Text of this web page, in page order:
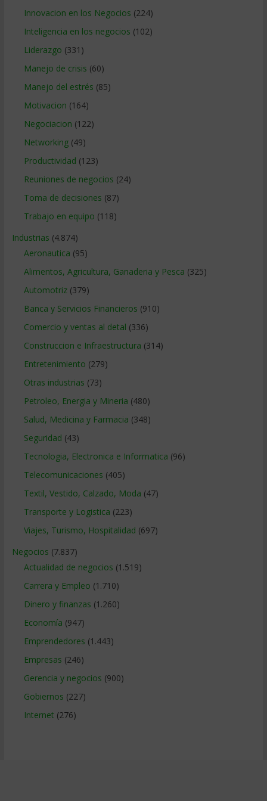
Innovacion en los Negocios (224)
Inteligencia en los negocios (102)
Liderazgo (331)
Manejo de crisis (60)
Manejo del estrés (85)
Motivacion (164)
Negociacion (122)
Networking(49)
Productividad (123)
Reuniones de negocios (24)
Toma de decisiones (87)
Trabajo en equipo (118)
Industrias (4.874)
Aeronautica (95)
Alimentos, Agricultura, Ganaderia y Pesca (325)
Automotriz(379)
Banca y Servicios Financieros (910)
Comercio y ventas al detal (336)
Construccion e Infraestructura (314)
Entretenimiento (279)
Otras industrias (73)
Petroleo, Energia y Mineria (480)
Salud, Medicina y Farmacia (348)
Seguridad (43)
Tecnologia, Electronica e Informatica (96)
Telecomunicaciones (405)
Textil, Vestido, Calzado, Moda (47)
Transporte y Logistica (223)
Viajes, Turismo, Hospitalidad (697)
Negocios (7.837)
Actualidad de negocios (1.519)
Carrera y Empleo (1.710)
Dinero y finanzas (1.260)
Economía (947)
Emprendedores (1.443)
Empresas (246)
Gerencia y negocios (900)
Gobiernos (227)
Internet (276)